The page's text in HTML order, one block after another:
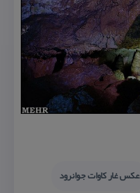
عكس غار كاوات جوانرود